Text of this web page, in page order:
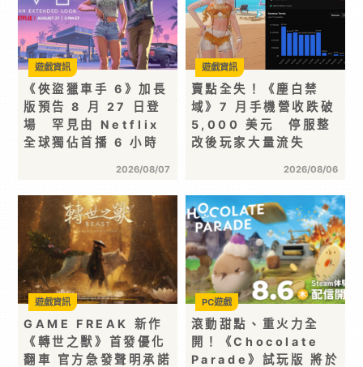
《俠盜獵車手 6》加長
版預告 8 月 27 日登
場 罕見由 Netflix
全球獨佔首播 6 小時
2026/08/07
遊戲資訊
賣點全失！《塵白禁
域》7 月手機營收跌破
5,000 美元 停服整
改後玩家大量流失
2026/08/06
遊戲資訊
GAME FREAK 新作
《轉世之獸》首發優化
翻車 官方急發聲明承諾
遊戲資訊
滾動甜點、重火力全
開！《Chocolate
Parade》試玩版 將於
PC遊戲